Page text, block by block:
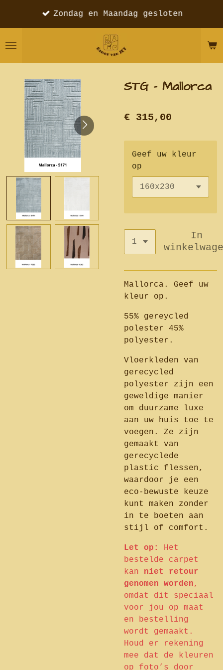
de
Zondag en Maandag gesloten
STG - Mallorca
€ 315,00
Geef uw kleur
op
In
Mallorca. Geef uw
kleur op.
55% gereycled
polester 45%
polyester.
Vloerkleden van
gerecycled
polyester zijn een
geweldige manier
om duurzame luxe
aan uw huis toe te
voegen. Ze zijn
gemaakt van
gerecyclede
plastic flessen,
waardoor je een
eco-bewuste keuze
kunt maken zonder
in te boeten aan
stijl of comfort.
Let op:
Het
bestelde carpet
kan niet retour
genomen worden,
omdat dit speciaal
voor jou op maat
en bestelling
wordt gemaakt.
Houd er rekening
mee dat de kleuren
op foto’s door